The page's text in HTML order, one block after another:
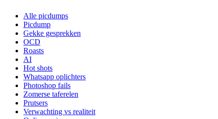
Alle picdumps
Picdump
Gekke gesprekken
OCD
Roasts
AI
Hot shots
Whatsapp oplichters
Photoshop fails
Zomerse taferelen
Prutsers
Verwachting vs realiteit